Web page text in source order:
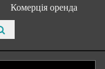
Комерція оренда